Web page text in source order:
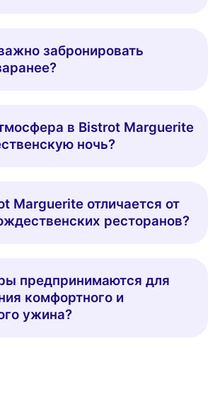
забронировать
в Bistrot Marguerite
ночь?
Marguerite отличается от
ресторанов?
предпринимаются для
комфортного и
ужина?